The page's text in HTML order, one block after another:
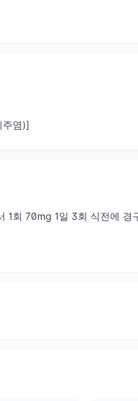
주염)]
1회 70mg 1일 3회 식전에 경